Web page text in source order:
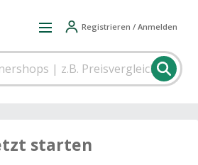
Registrieren / Anmelden
starten